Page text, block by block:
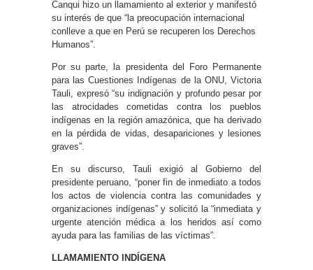
Canqui hizo un llamamiento al exterior y manifestó
su interés de que “la preocupación internacional
conlleve a que en Perú se recuperen los Derechos
Humanos”.
Por su parte, la presidenta del Foro Permanente
para las Cuestiones Indígenas de la ONU, Victoria
Tauli, expresó “su indignación y profundo pesar por
las atrocidades cometidas contra los pueblos
indígenas en la región amazónica, que ha derivado
en la pérdida de vidas, desapariciones y lesiones
graves”.
En su discurso, Tauli exigió al Gobierno del
presidente peruano, “poner fin de inmediato a todos
los actos de violencia contra las comunidades y
organizaciones indígenas” y solicitó la “inmediata y
urgente atención médica a los heridos así como
ayuda para las familias de las víctimas”.
LLAMAMIENTO INDÍGENA